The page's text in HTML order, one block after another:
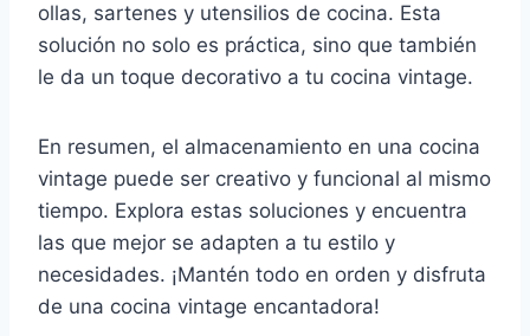
ollas, sartenes y utensilios de cocina. Esta
solución no solo es práctica, sino que también
le da un toque decorativo a tu cocina vintage.
En resumen, el almacenamiento en una cocina
vintage puede ser creativo y funcional al mismo
tiempo. Explora estas soluciones y encuentra
las que mejor se adapten a tu estilo y
necesidades. ¡Mantén todo en orden y disfruta
de una cocina vintage encantadora!